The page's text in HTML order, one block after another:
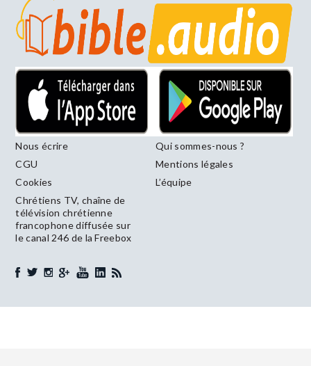
Nous écrire
Qui sommes-nous ?
CGU
Mentions légales
Cookies
L’équipe
Chrétiens TV, chaîne de
télévision chrétienne
francophone diffusée sur
le canal 246 de la Freebox